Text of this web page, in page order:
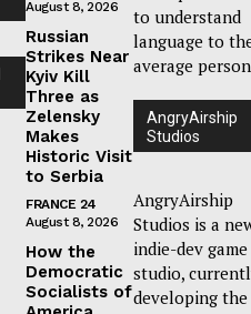
August 8, 2026
Russian
Strikes Near
Kyiv Kill
Three as
Zelensky
Makes
Historic Visit
to Serbia
FRANCE 24
August 8, 2026
How the
Democratic
Socialists of
to understand
language to
average
AngryAirship
Studios
AngryAirship
Studios is a
indie-dev game
studio,
developing the